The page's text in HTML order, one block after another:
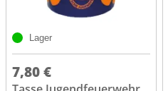
Lager
7,80 €